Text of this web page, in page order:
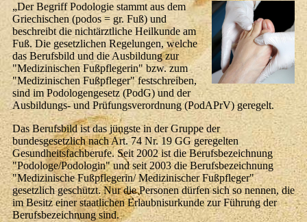
„Der Begriff Podologie stammt aus dem
Griechischen (podos = gr. Fuß) und
beschreibt die nichtärztliche Heilkunde am
Fuß. Die gesetzlichen Regelungen, welche
das Berufsbild und die Ausbildung zur
"Medizinischen Fußpflegerin" bzw. zum
"Medizinischen Fußpfleger" festschreiben,
sind im Podologengesetz (PodG) und der
Ausbildungs- und Prüfungsverordnung (PodAPrV) geregelt.
Das Berufsbild ist das jüngste in der Gruppe der
bundesgesetzlich nach Art. 74 Nr. 19 GG geregelten
Gesundheitsfachberufe. Seit 2002 ist die Berufsbezeichnung
"Podologe/Podologin" und seit 2003 die Berufsbezeichnung
"Medizinische Fußpflegerin/ Medizinischer Fußpfleger"
gesetzlich geschützt. Nur die Personen dürfen sich so nennen, die
im Besitz einer staatlichen Erlaubnisurkunde zur Führung der
Berufsbezeichnung sind.